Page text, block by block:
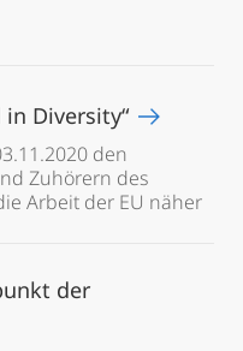
Diversity“
den
Zuhörern des
Arbeit der EU näher
der